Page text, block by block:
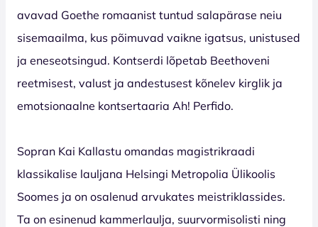
avavad Goethe romaanist tuntud salapärase neiu
sisemaailma, kus põimuvad vaikne igatsus, unistused
ja eneseotsingud. Kontserdi lõpetab Beethoveni
reetmisest, valust ja andestusest kõnelev kirglik ja
emotsionaalne kontsertaaria Ah! Perfido.
Sopran Kai Kallastu omandas magistrikraadi
klassikalise lauljana Helsingi Metropolia Ülikoolis
Soomes ja on osalenud arvukates meistriklassides.
Ta on esinenud kammerlaulja, suurvormisolisti ning